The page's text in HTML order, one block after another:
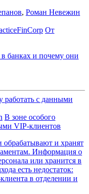
, Роман Невежин
FinCorp От
банках и почему они
В зоне особого
VIP-клиентов
обрабатывают и хранят
Информация о
или хранится в
есть недостаток:
в отделении и